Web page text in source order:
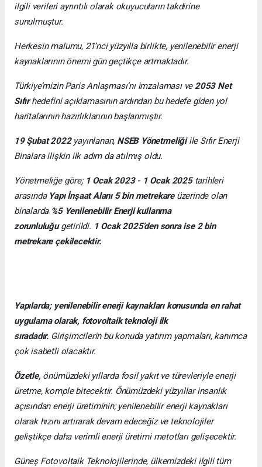
ilgili verileri ayrıntılı olarak okuyucuların takdirine
sunulmuştur.
Herkesin malumu, 21’nci yüzyılla birlikte, yenilenebilir enerji
kaynaklarının önemi gün geçtikçe artmaktadır.
Türkiye’mizin Paris Anlaşması’nı imzalaması ve2053 Net
Sıfırhedefini açıklamasının ardından bu hedefe giden yol
haritalarının hazırlıklarının başlanmıştır.
19 Şubat 2022 yayınlanan, NSEB Yönetmeliğiile Sıfır Enerji
Binalara ilişkin ilk adım da atılmış oldu.
Yönetmeliğe göre; 1 Ocak 2023 - 1 Ocak 2025 tarihleri
arasında Yapı İnşaat Alanı 5 bin metrekare üzerinde olan
binalarda%5 Yenilenebilir Enerji kullanma
zorunluluğugetirildi. 1 Ocak 2025’den sonra ise 2 bin
metrekare çekilecektir.
Yapılarda; yenilenebilir enerji kaynakları konusunda en rahat
uygulama olarak, fotovoltaik teknoloji ilk
sıradadır. Girişimcilerin bu konuda yatırım yapmaları, kanımca
çok isabetli olacaktır.
Özetle,önümüzdeki yıllarda fosil yakıt ve türevleriyle enerji
üretme, komple bitecektir. Önümüzdeki yüzyıllar insanlık
açısından enerji üretiminin; yenilenebilir enerji kaynakları
olarak hızını artırarak devam edeceğiz ve teknolojiler
geliştikçe daha verimli enerji üretimi metotları gelişecektir.
Güneş Fotovoltaik Teknolojilerinde, ülkemizdeki ilgili tüm